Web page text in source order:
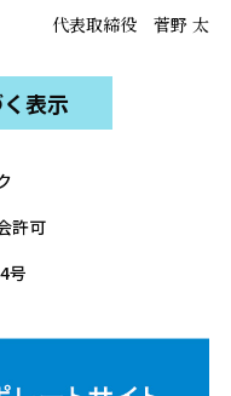
代表取締役菅野 太
表示
許可
号